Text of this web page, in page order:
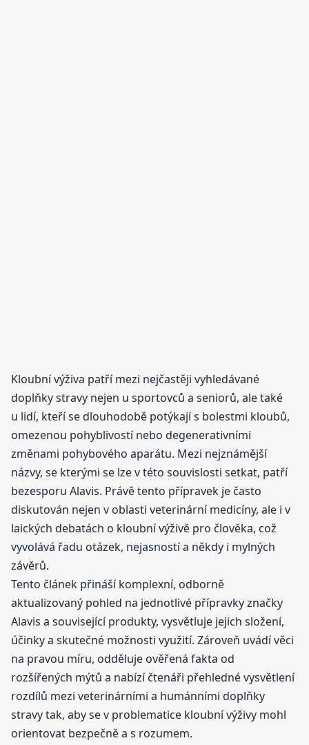
Kloubní výživa patří mezi nejčastěji vyhledávané
doplňky stravy nejen u sportovců a seniorů, ale také
u lidí, kteří se dlouhodobě potýkají s bolestmi kloubů,
omezenou pohyblivostí nebo degenerativními
změnami pohybového aparátu. Mezi nejznámější
názvy, se kterými se lze v této souvislosti setkat, patří
bezesporu Alavis. Právě tento přípravek je často
diskutován nejen v oblasti veterinární medicíny, ale i v
laických debatách o kloubní výživě pro člověka, což
vyvolává řadu otázek, nejasností a někdy i mylných
závěrů.
Tento článek přináší komplexní, odborně
aktualizovaný pohled na jednotlivé přípravky značky
Alavis a související produkty, vysvětluje jejich složení,
účinky a skutečné možnosti využití. Zároveň uvádí věci
na pravou míru, odděluje ověřená fakta od
rozšířených mýtů a nabízí čtenáři přehledné vysvětlení
rozdílů mezi veterinárními a humánními doplňky
stravy tak, aby se v problematice kloubní výživy mohl
orientovat bezpečně a s rozumem.